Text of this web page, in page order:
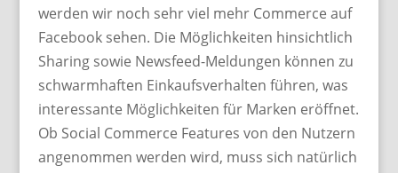
werden wir noch sehr viel mehr Commerce auf
Facebook sehen. Die Möglichkeiten hinsichtlich
Sharing sowie Newsfeed-Meldungen können zu
schwarmhaften Einkaufsverhalten führen, was
interessante Möglichkeiten für Marken eröffnet.
Ob Social Commerce Features von den Nutzern
angenommen werden wird, muss sich natürlich